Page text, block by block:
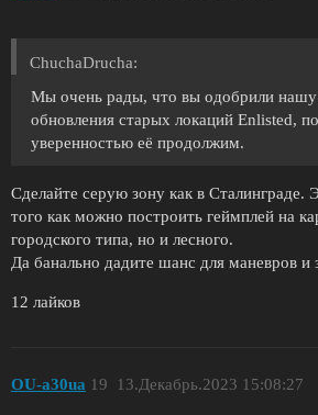
ChuchaDrucha:
Мы очень рады, что вы одобрили нашу
обновления старых локаций Enlisted,
уверенностью её продолжим.
Сделайте серую зону как в Сталинграде.
того как можно построить геймплей на
городского типа, но и лесного.
Да банально дадите шанс для маневров и
12 лайков
OU-a30ua 13.Декабрь.2023 15:08:27
19